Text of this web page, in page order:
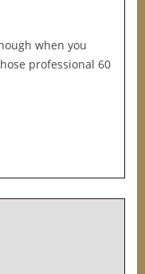
when you
professional 60